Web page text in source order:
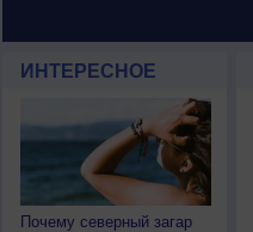
ИНТЕРЕСНОЕ
Почему северный загар